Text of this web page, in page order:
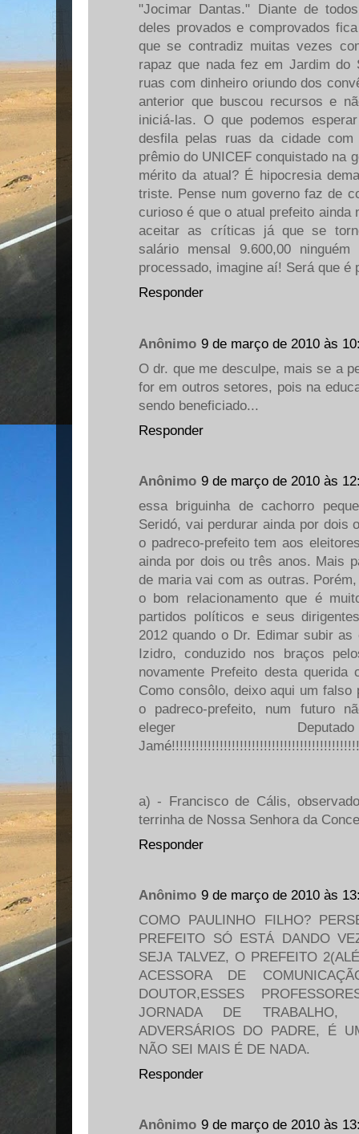
"Jocimar Dantas." Diante de
deles provados e comprovados
que se contradiz muitas vezes
rapaz que nada fez em Jardim do
ruas com dinheiro oriundo dos
anterior que buscou recursos e
iniciá-las. O que podemos
desfila pelas ruas da cidade
prêmio do UNICEF conquistado na
mérito da atual? É hipocresia
triste. Pense num governo faz de
curioso é que o atual prefeito ainda
aceitar as críticas já que se
salário mensal 9.600,00
processado, imagine aí! Será que é
Responder
Anônimo 9 de março de 2010 às
O dr. que me desculpe, mais se a
for em outros setores, pois na
sendo beneficiado...
Responder
Anônimo 9 de março de 2010 às
essa briguinha de cachorro
Seridó, vai perdurar ainda por dois
o padreco-prefeito tem aos
ainda por dois ou três anos. Mais
de maria vai com as outras.
o bom relacionamento que é
partidos políticos e seus
2012 quando o Dr. Edimar subir
Izidro, conduzido nos braços
novamente Prefeito desta
Como consôlo, deixo aqui um
o padreco-prefeito, num futuro
eleger
a) - Francisco de Cális,
terrinha de Nossa Senhora da
Responder
Anônimo 9 de março de 2010 às
COMO PAULINHO FILHO?
PREFEITO SÓ ESTÁ DANDO
SEJA TALVEZ, O PREFEITO
ACESSORA DE
DOUTOR,ESSES
JORNADA DE TRABALHO,
ADVERSÁRIOS DO PADRE, É
NÃO SEI MAIS É DE NADA.
Responder
Anônimo 9 de março de 2010 às